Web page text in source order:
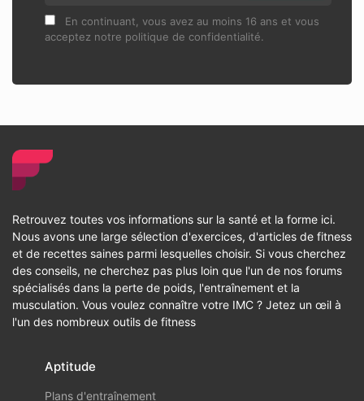
En continuant, vous avez au moins 16 ans et vous
acceptez notre politique de confidentialité.
Retrouvez toutes vos informations sur la santé et la forme ici.
Nous avons une large sélection d'exercices, d'articles de fitness
et de recettes saines parmi lesquelles choisir. Si vous cherchez
des conseils, ne cherchez pas plus loin que l'un de nos forums
spécialisés dans la perte de poids, l'entraînement et la
musculation. Vous voulez connaître votre IMC ? Jetez un œil à
l'un des nombreux outils de fitness
Aptitude
Plans d'entraînement